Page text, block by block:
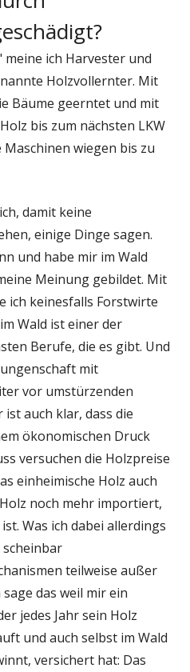
ich Harvester und
Holzvollernter. Mit
Bäume geerntet und mit
bis zum nächsten LKW
wiegen bis zu
damit keine
einige Dinge sagen.
und habe mir im Wald
Meinung gebildet. Mit
ich keinesfalls Forstwirte
Wald ist einer der
Berufe, die es gibt. Und
mit
vor umstürzenden
auch klar, dass die
ökonomischen Druck
versuchen die Holzpreise
einheimische Holz auch
noch mehr importiert,
Was ich dabei allerdings
scheinbar
teilweise außer
das weil mir ein
jedes Jahr sein Holz
und auch selbst im Wald
versichert hat: Das